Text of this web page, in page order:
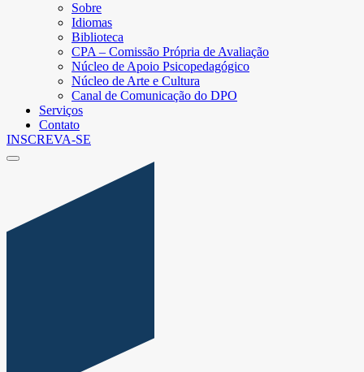
Sobre
Idiomas
Biblioteca
CPA – Comissão Própria de Avaliação
Núcleo de Apoio Psicopedagógico
Núcleo de Arte e Cultura
Canal de Comunicação do DPO
Serviços
Contato
INSCREVA-SE